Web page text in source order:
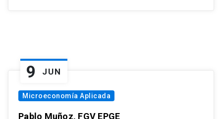
9 JUN
Microeconomía Aplicada
Pablo Muñoz, FGV EPGE